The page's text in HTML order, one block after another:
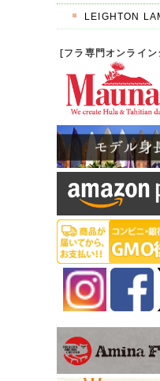
LEIGHTON
[フラ専門オンライン